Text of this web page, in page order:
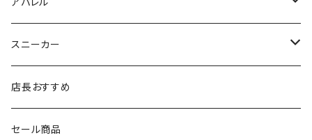
THE NORTH FACE
SPRINTS
VIKING（ヴィーキング）
new balance
PUMA
HYBEX
MIZUNO
シダス
ソックス
FOOTMAX
NISHI
ポーチ
SAYSKY
キャップ
SAYSKY
THE NORTH FACE
スニーカー
THE NORTH FACE
店長おすすめ
セール商品